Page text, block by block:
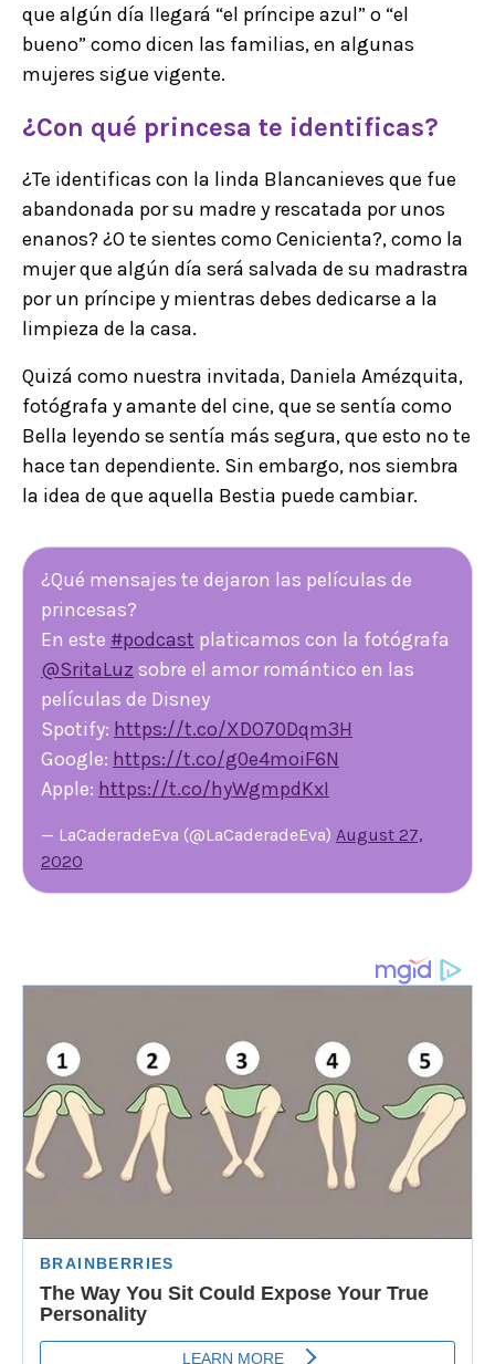
que algún día llegará “el príncipe azul” o “el
bueno” como dicen las familias, en algunas
mujeres sigue vigente.
¿Con qué princesa te identificas?
¿Te identificas con la linda Blancanieves que fue
abandonada por su madre y rescatada por unos
enanos? ¿O te sientes como Cenicienta?, como la
mujer que algún día será salvada de su madrastra
por un príncipe y mientras debes dedicarse a la
limpieza de la casa.
Quizá como nuestra invitada, Daniela Amézquita,
fotógrafa y amante del cine, que se sentía como
Bella leyendo se sentía más segura, que esto no te
hace tan dependiente. Sin embargo, nos siembra
la idea de que aquella Bestia puede cambiar.
¿Qué mensajes te dejaron las películas de
princesas?
En este #podcast platicamos con la fotógrafa
@SritaLuz sobre el amor romántico en las
películas de Disney
Spotify: https://t.co/XDO70Dqm3H
Google: https://t.co/g0e4moiF6N
Apple: https://t.co/hyWgmpdKxI
— LaCaderadeEva (@LaCaderadeEva) August 27,
2020